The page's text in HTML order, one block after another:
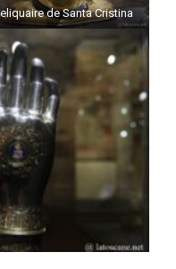
de Santa Cristina